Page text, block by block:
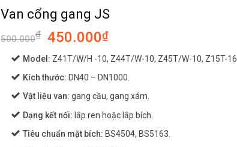
Van cổng gang JS
500.000₫
Giá
gốc
là:
500.000₫.
450.000₫Giá
hiện
tại
là:
450.000₫.
Model: Z41T/W/H -10, Z44T/W-10, Z45T/W-10, Z15T-16.
Kích thước: DN40 – DN1000.
Vật liệu van:gang cầu, gang xám.
Dạng kết nối: lắp ren hoặc lắp bích.
Tiêu chuẩn mặt bích: BS4504, BS5163.